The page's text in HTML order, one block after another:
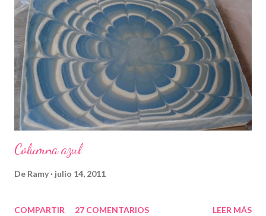
Columna azul
De Ramy julio 14, 2011
COMPARTIR 27 COMENTARIOS LEER MÁS